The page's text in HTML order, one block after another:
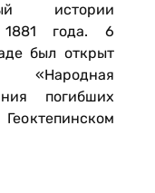
истории
1881 года. 6
был открыт
«Народная
погибших